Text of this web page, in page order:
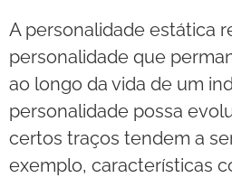
A personalidade estática
personalidade que
ao longo da vida de um
personalidade possa
certos traços tendem a
exemplo, características